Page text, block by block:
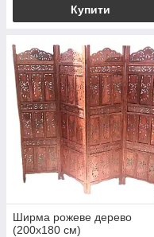
Купити
Ширма рожеве дерево
(200х180 см)